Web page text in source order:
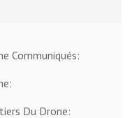
Communiqués:
Du Drone: